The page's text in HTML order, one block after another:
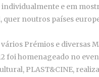
individualmente e em
quer noutros países
vários Prémios e diversas
foi homenageado no
PLAST&CINE,